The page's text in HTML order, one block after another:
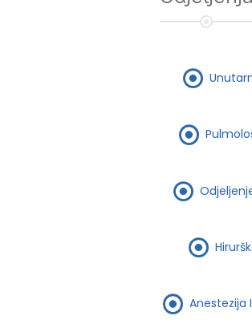
Anestezija